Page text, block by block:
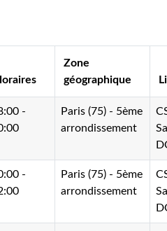
Zone
géographique
-
Paris (75) - 5ème
arrondissement
-
Paris (75) - 5ème
arrondissement